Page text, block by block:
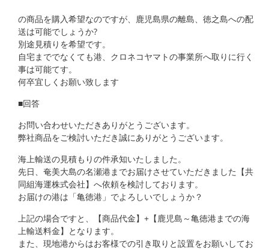
の商品を購入希望なのですが、鹿児島県の離島、徳之島への配
送は可能でしょうか?
別途見積りを希望です。
自宅まででなくても港、クロネコヤマトの事業所へ取りに行く
事は可能てす。
何卒宜しくお願い致します
■回答
お問い合わせいただきありがとうございます。
弊社商品をご検討いただき誠にありがとうございます。
海上輸送の見積もりの件承知いたしました。
先日、奄美大島の名瀬港までお届けさせていただきました【共
同組海運株式会社】へ依頼を検討しております。
お届けの港は「亀徳港」でよろしいでしょうか？
上記の場合ですと、【商品代金】+【鹿児島～亀徳港までの海
上輸送料金】となります。
また、現地港からはお客様での引き取りと設置をお願いしてお